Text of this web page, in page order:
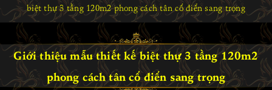
biệt thự 3 tầng 120m2 phong cách tân cổ điển sang trọng
Giới thiệu mẫu thiết kế biệt thự 3 tầng 120m2
phong cách tân cổ điển sang trọng